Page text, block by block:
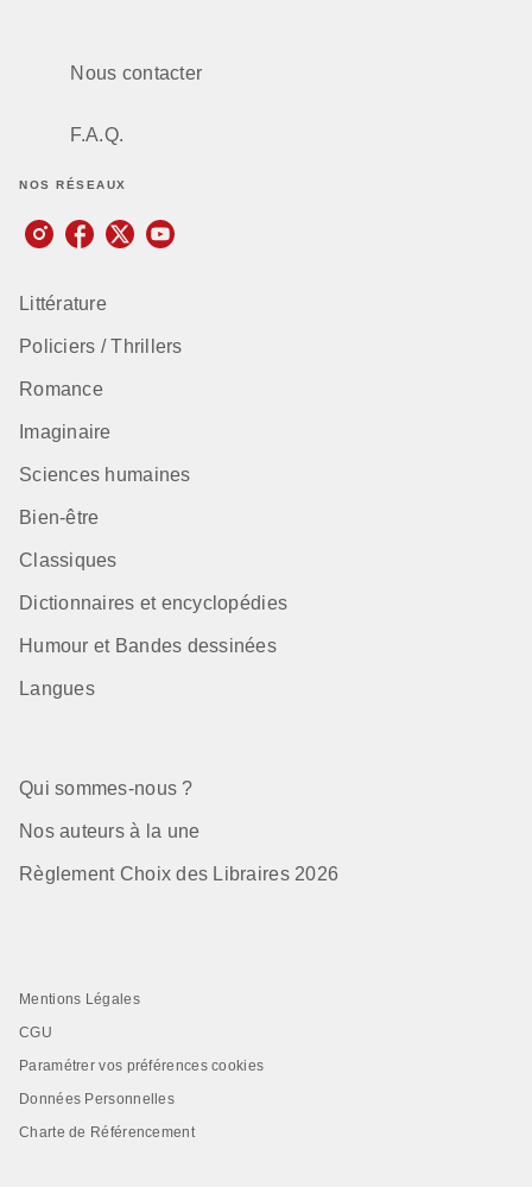
Nous contacter
F.A.Q.
NOS RÉSEAUX
Littérature
Policiers / Thrillers
Romance
Imaginaire
Sciences humaines
Bien-être
Classiques
Dictionnaires et encyclopédies
Humour et Bandes dessinées
Langues
Qui sommes-nous ?
Nos auteurs à la une
Règlement Choix des Libraires 2026
Mentions Légales
CGU
Paramétrer vos préférences cookies
Données Personnelles
Charte de Référencement